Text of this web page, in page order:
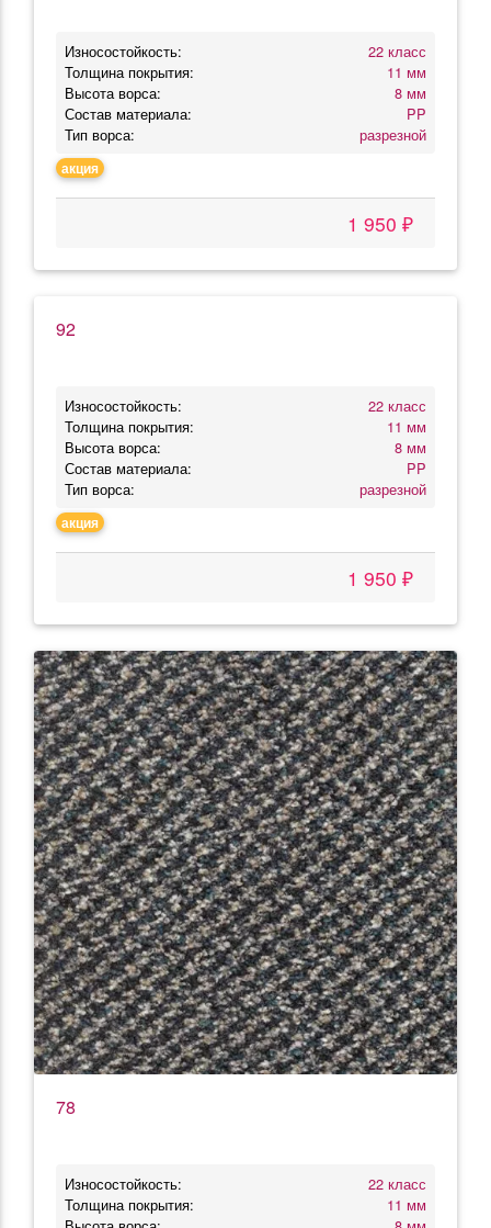
Износостойкость:
22 класс
Толщина покрытия:
11 мм
Высота ворса:
8 мм
Состав материала:
PP
Тип ворса:
разрезной
акция
1 950 ₽
92
Износостойкость:
22 класс
Толщина покрытия:
11 мм
Высота ворса:
8 мм
Состав материала:
PP
Тип ворса:
разрезной
акция
1 950 ₽
78
Износостойкость:
22 класс
Толщина покрытия:
11 мм